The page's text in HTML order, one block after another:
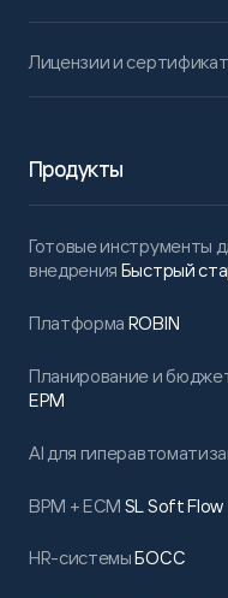
Лицензии и
Продукты
Готовые инструменты
внедрения Быстрый
Платформа ROBIN
Планирование и
EPM
AI для
BPM + ECM SL Soft Flow
HR-системыБОСС